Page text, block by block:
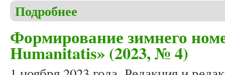
Подробнее
Формирование зимнего
Humanitatis» (2023, № 4)